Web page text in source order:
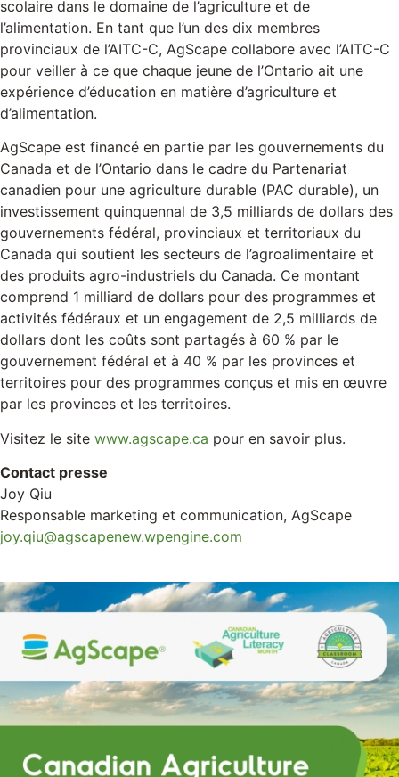
scolaire dans le domaine de l’agriculture et de
l’alimentation. En tant que l’un des dix membres
provinciaux de l’AITC-C, AgScape collabore avec l’AITC-C
pour veiller à ce que chaque jeune de l’Ontario ait une
expérience d’éducation en matière d’agriculture et
d’alimentation.
AgScape est financé en partie par les gouvernements du
Canada et de l’Ontario dans le cadre du Partenariat
canadien pour une agriculture durable (PAC durable), un
investissement quinquennal de 3,5 milliards de dollars des
gouvernements fédéral, provinciaux et territoriaux du
Canada qui soutient les secteurs de l’agroalimentaire et
des produits agro-industriels du Canada. Ce montant
comprend 1 milliard de dollars pour des programmes et
activités fédéraux et un engagement de 2,5 milliards de
dollars dont les coûts sont partagés à 60 % par le
gouvernement fédéral et à 40 % par les provinces et
territoires pour des programmes conçus et mis en œuvre
par les provinces et les territoires.
Visitez le site www.agscape.ca pour en savoir plus.
Contact presse
Joy Qiu
Responsable marketing et communication, AgScape
joy.qiu@agscapenew.wpengine.com